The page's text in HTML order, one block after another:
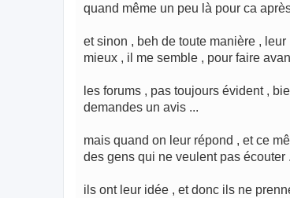
quand même un peu là pour ca
et sinon , beh de toute manière ,
mieux , il me semble , pour faire
les forums , pas toujours évident ,
demandes un avis ...
mais quand on leur répond , et ce
des gens qui ne veulent pas écouter .
ils ont leur idée , et donc ils ne